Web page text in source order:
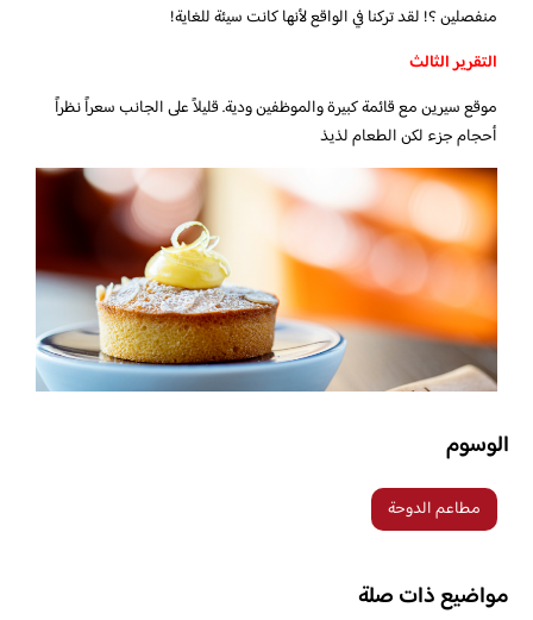
منفصلين ؟! لقد تركنا في الواقع لأنها كانت سيئة للغاية!
التقرير الثالث
موقع سيرين مع قائمة كبيرة والموظفين ودية. قليلاً على الجانب سعراً نظراً
أحجام جزء لكن الطعام لذيذ
الوسوم
مطاعم الدوحة
مواضيع ذات صلة